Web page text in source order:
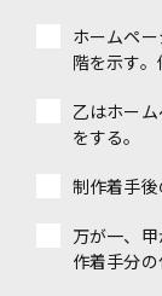
ホームペ
階を示す。
乙はホー
をする。
制作着手後
万が一、
作着手分